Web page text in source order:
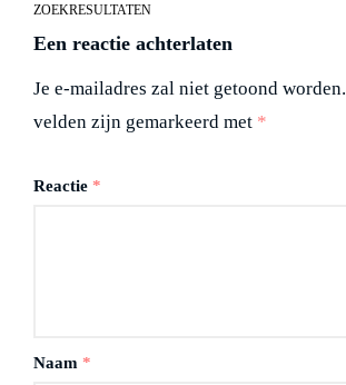
ZOEKRESULTATEN
Een reactie achterlaten
Je e-mailadres zal niet getoond worden.
velden zijn gemarkeerd met *
Reactie *
Naam *